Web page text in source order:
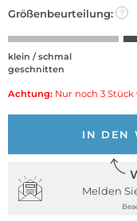
Größenbeurteilung: ?
klein / schmal
geschnitten
Achtung: Nur noch 3
IN DEN
Melden